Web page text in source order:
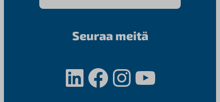
Seuraa meitä
LinkedIn Facebook InstagramYouTube